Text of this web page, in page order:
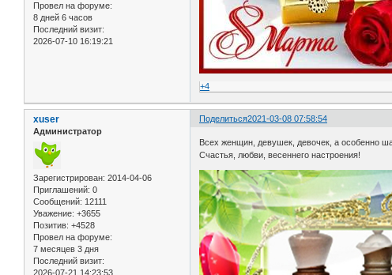
Провел на форуме:
8 дней 6 часов
Последний визит:
2026-07-10 16:19:21
+4
Поделиться2021-03-08 07:58:54
xuser
Администратор
Зарегистрирован: 2014-04-06
Приглашений: 0
Сообщений: 12111
Уважение: +3655
Позитив: +4528
Провел на форуме:
7 месяцев 3 дня
Последний визит:
2026-07-21 14:23:53
Всех женщин, девушек, девочек, а особенно
Счастья, любви, весеннего настроения!